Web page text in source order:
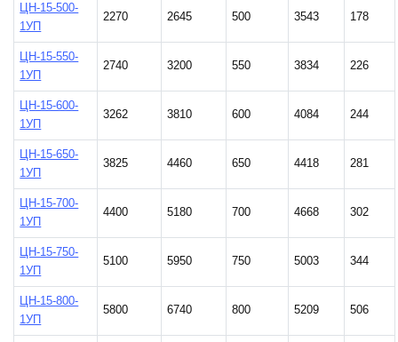
ЦН-15-500-
1УП
2270 2645 500 3543 178
ЦН-15-550-
1УП
2740 3200 550 3834 226
ЦН-15-600-
1УП
3262 3810 600 4084 244
ЦН-15-650-
1УП
3825 4460 650 4418 281
ЦН-15-700-
1УП
4400 5180 700 4668 302
ЦН-15-750-
1УП
5100 5950 750 5003 344
ЦН-15-800-
1УП
5800 6740 800 5209 506